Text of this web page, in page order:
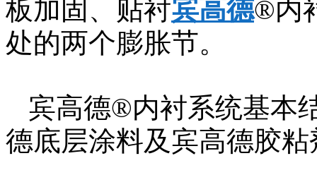
板加固、贴衬宾高德®内
处的两个膨胀节。
宾高德®内衬系统基本
德底层涂料及宾高德胶粘